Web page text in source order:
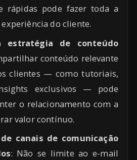
rápidas pode fazer toda a
do cliente.
estratégia de conteúdo
conteúdo relevante
clientes — como tutoriais,
exclusivos — pode
o relacionamento com a
valor contínuo.
canais de comunicação
: Não se limite ao e-mail